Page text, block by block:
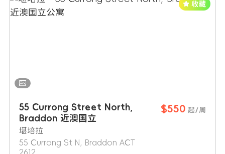
55 Currong Street North,
Braddon 近澳国立
堪培拉
55 Currong St N, Braddon ACT
2612
$550 起/周